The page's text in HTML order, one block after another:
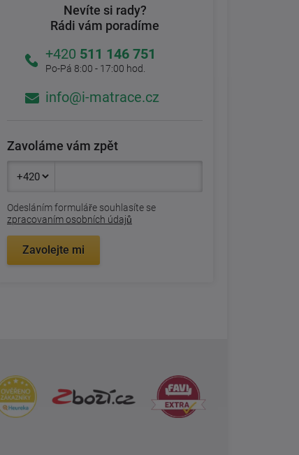
Nevíte si rady?
Rádi vám poradíme
+420 511 146 751
Po-Pá 8:00 - 17:00 hod.
info@i-matrace.cz
Zavoláme vám zpět
Odesláním formuláře souhlasíte se
zpracovaním osobních údajů
Zavolejte mi